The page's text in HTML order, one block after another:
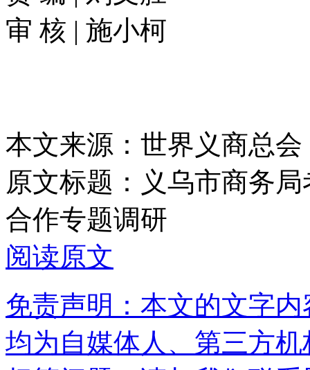
审 核 | 施小柯
本文来源：世界义商总会
原文标题： 义乌市商务
合作专题调研
阅读原文
免责声明：本文的文字
均为自媒体人、第三方